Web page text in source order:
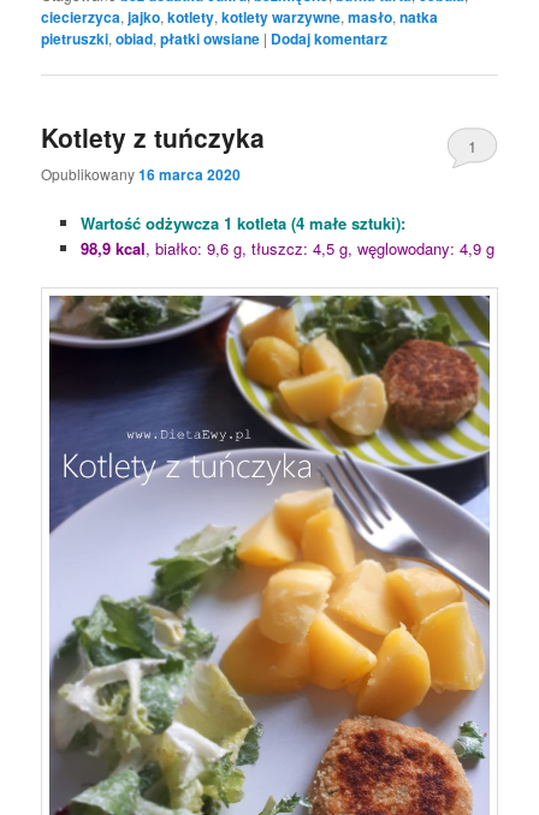
ciecierzyca,jajko,kotlety,kotlety warzywne,masło,natka
pietruszki,obiad,płatki owsiane | Dodaj komentarz
Kotlety z tuńczyka
Opublikowany16 marca 2020
1
Wartość odżywcza 1 kotleta (4 małe sztuki):
98,9 kcal, białko: 9,6 g, tłuszcz: 4,5 g, węglowodany: 4,9 g